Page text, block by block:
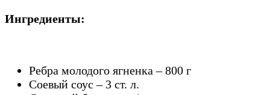
Ингредиенты:
Ребра молодого ягненка – 800 г
Соевый соус – 3 ст. л.